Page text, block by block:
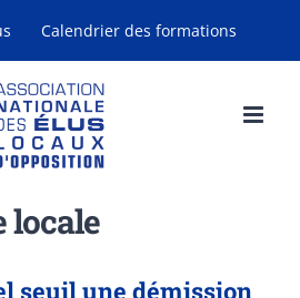
Calendrier des formations
locale
seuil une démission